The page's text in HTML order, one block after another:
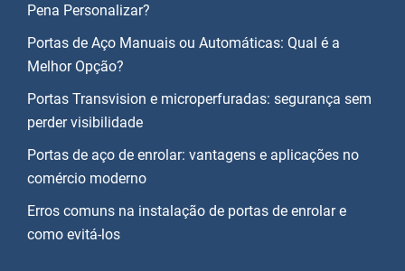
Pena Personalizar?
Portas de Aço Manuais ou Automáticas: Qual é a
Melhor Opção?
Portas Transvision e microperfuradas: segurança sem
perder visibilidade
Portas de aço de enrolar: vantagens e aplicações no
comércio moderno
Erros comuns na instalação de portas de enrolar e
como evitá-los